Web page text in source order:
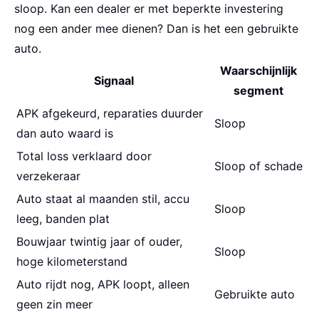
sloop. Kan een dealer er met beperkte investering
nog een ander mee dienen? Dan is het een gebruikte
auto.
Signaal
Waarschijnlijk
segment
APK afgekeurd, reparaties duurder
dan auto waard is
Sloop
Total loss verklaard door
verzekeraar
Sloop of schade
Auto staat al maanden stil, accu
leeg, banden plat
Sloop
Bouwjaar twintig jaar of ouder,
hoge kilometerstand
Sloop
Auto rijdt nog, APK loopt, alleen
geen zin meer
Gebruikte auto